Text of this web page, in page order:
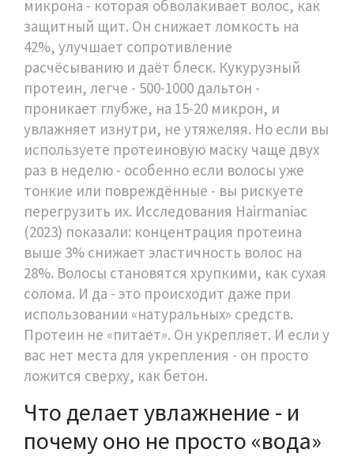
микрона - которая обволакивает волос, как
защитный щит. Он снижает ломкость на
42%, улучшает сопротивление
расчёсыванию и даёт блеск. Кукурузный
протеин, легче - 500-1000 дальтон -
проникает глубже, на 15-20 микрон, и
увлажняет изнутри, не утяжеляя. Но если вы
используете протеиновую маску чаще двух
раз в неделю - особенно если волосы уже
тонкие или повреждённые - вы рискуете
перегрузить их. Исследования Hairmaniac
(2023) показали: концентрация протеина
выше 3% снижает эластичность волос на
28%. Волосы становятся хрупкими, как сухая
солома. И да - это происходит даже при
использовании «натуральных» средств.
Протеин не «питает». Он укрепляет. И если у
вас нет места для укрепления - он просто
ложится сверху, как бетон.
Что делает увлажнение - и
почему оно не просто «вода»